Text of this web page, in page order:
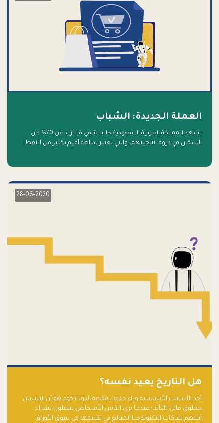
العملة الجديدة: الشباب
تشهد المملكة العربية السعودية حاليا تنامي ما يزيد عن 70% من
السكان في ذروة انتاجيتهم، والتي تعتبر سلعة أقيم بكثير من النفط.
28-06-2020
هل التاريخ يعيد نفسه؟
أحد الأسباب الأساسية وراء حدوث فقاعة الدوت كوم هو أن الإنسان
مخلوق قابل للتأثير؛ عندما يرى الناس الأشخاص يتنقلون لشراء
أسهم شركات التكنولوجيا المبالغ في تقييمها في سوق الأوراق